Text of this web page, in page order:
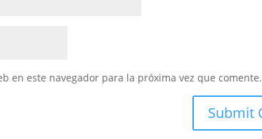
en este navegador para la próxima vez que comente.